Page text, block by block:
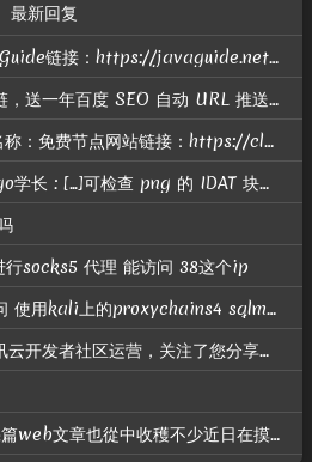
最新回复
JavaGuide : 名称：JavaGuide链接：https://javaguide.net头像：https://javaguide.net/icon-192.png描述：「Java学习 + 面试指南」OG：htt...
JavaGuide : 现在交换友链，送一年百度 SEO 自动 URL 推送； 智能自动推送介绍地址：https://nogeek.cn/product/baidu-seo-auto-push-daily.html
免费节点 : 友链申请网站名称：免费节点网站链接：https://clashgithub.com网站头像：https://clashgithub.com/wp-content/uploads/avatar.p...
MISC相关工具下载_Johngo学长 : [...]可检查 png 的 IDAT 块是否有问题相关题目可参考：https://blog.csdn.net/u010391191/article/details/80818785有关解题脚本...
socks5 代理 能访问 38这个ip
阿斯顿2 : 博主 你好 想请问 使用kali上的proxychains4 sqlmap 进行扫描 提示我无法连接172.22.6.38？ 但是做了路由和代理的
rantrism : 您好～我是腾讯云开发者社区运营，关注了您分享的技术文章，觉得内容很棒，我们诚挚邀请您加入腾讯云自媒体分享计划。完整福利和申请地址请见：https://cloud.tencent.com/deve...
yyp : 您好由於看了大佬幾篇web文章也從中收穫不少近日在摸索幾題web ctf的題目試了很多天之後仍然沒有什麼進展不知道你是否有空幫我看看題目並指導小妹期待你的回信